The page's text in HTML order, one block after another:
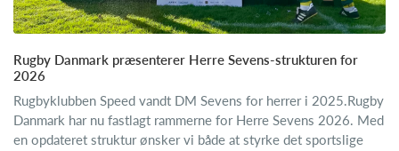
Rugby Danmark præsenterer Herre Sevens-strukturen for
2026
Rugbyklubben Speed vandt DM Sevens for herrer i 2025.Rugby
Danmark har nu fastlagt rammerne for Herre Sevens 2026. Med
en opdateret struktur ønsker vi både at styrke det sportslige